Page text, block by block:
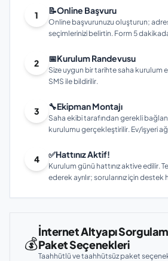
1 📝Online Başvuru
Online başvurunuzu oluşturun;
seçimlerinizi belirtin. Form 5
2 📅Kurulum Randevusu
Size uygun bir tarihte saha kurulum
SMS ile bildirilir.
3 🔧Ekipman Montajı
Saha ekibi tarafından gerekli
kurulumu gerçekleştirilir. Ev/işyeri
4 ✅Hattınız Aktif!
Kurulum günü hattınız aktive edilir.
ederek ayrılır; sorularınız için destek
💰
İnternet Altyapı
Paket Seçenekleri
Taahhütlü ve taahhütsüz paket